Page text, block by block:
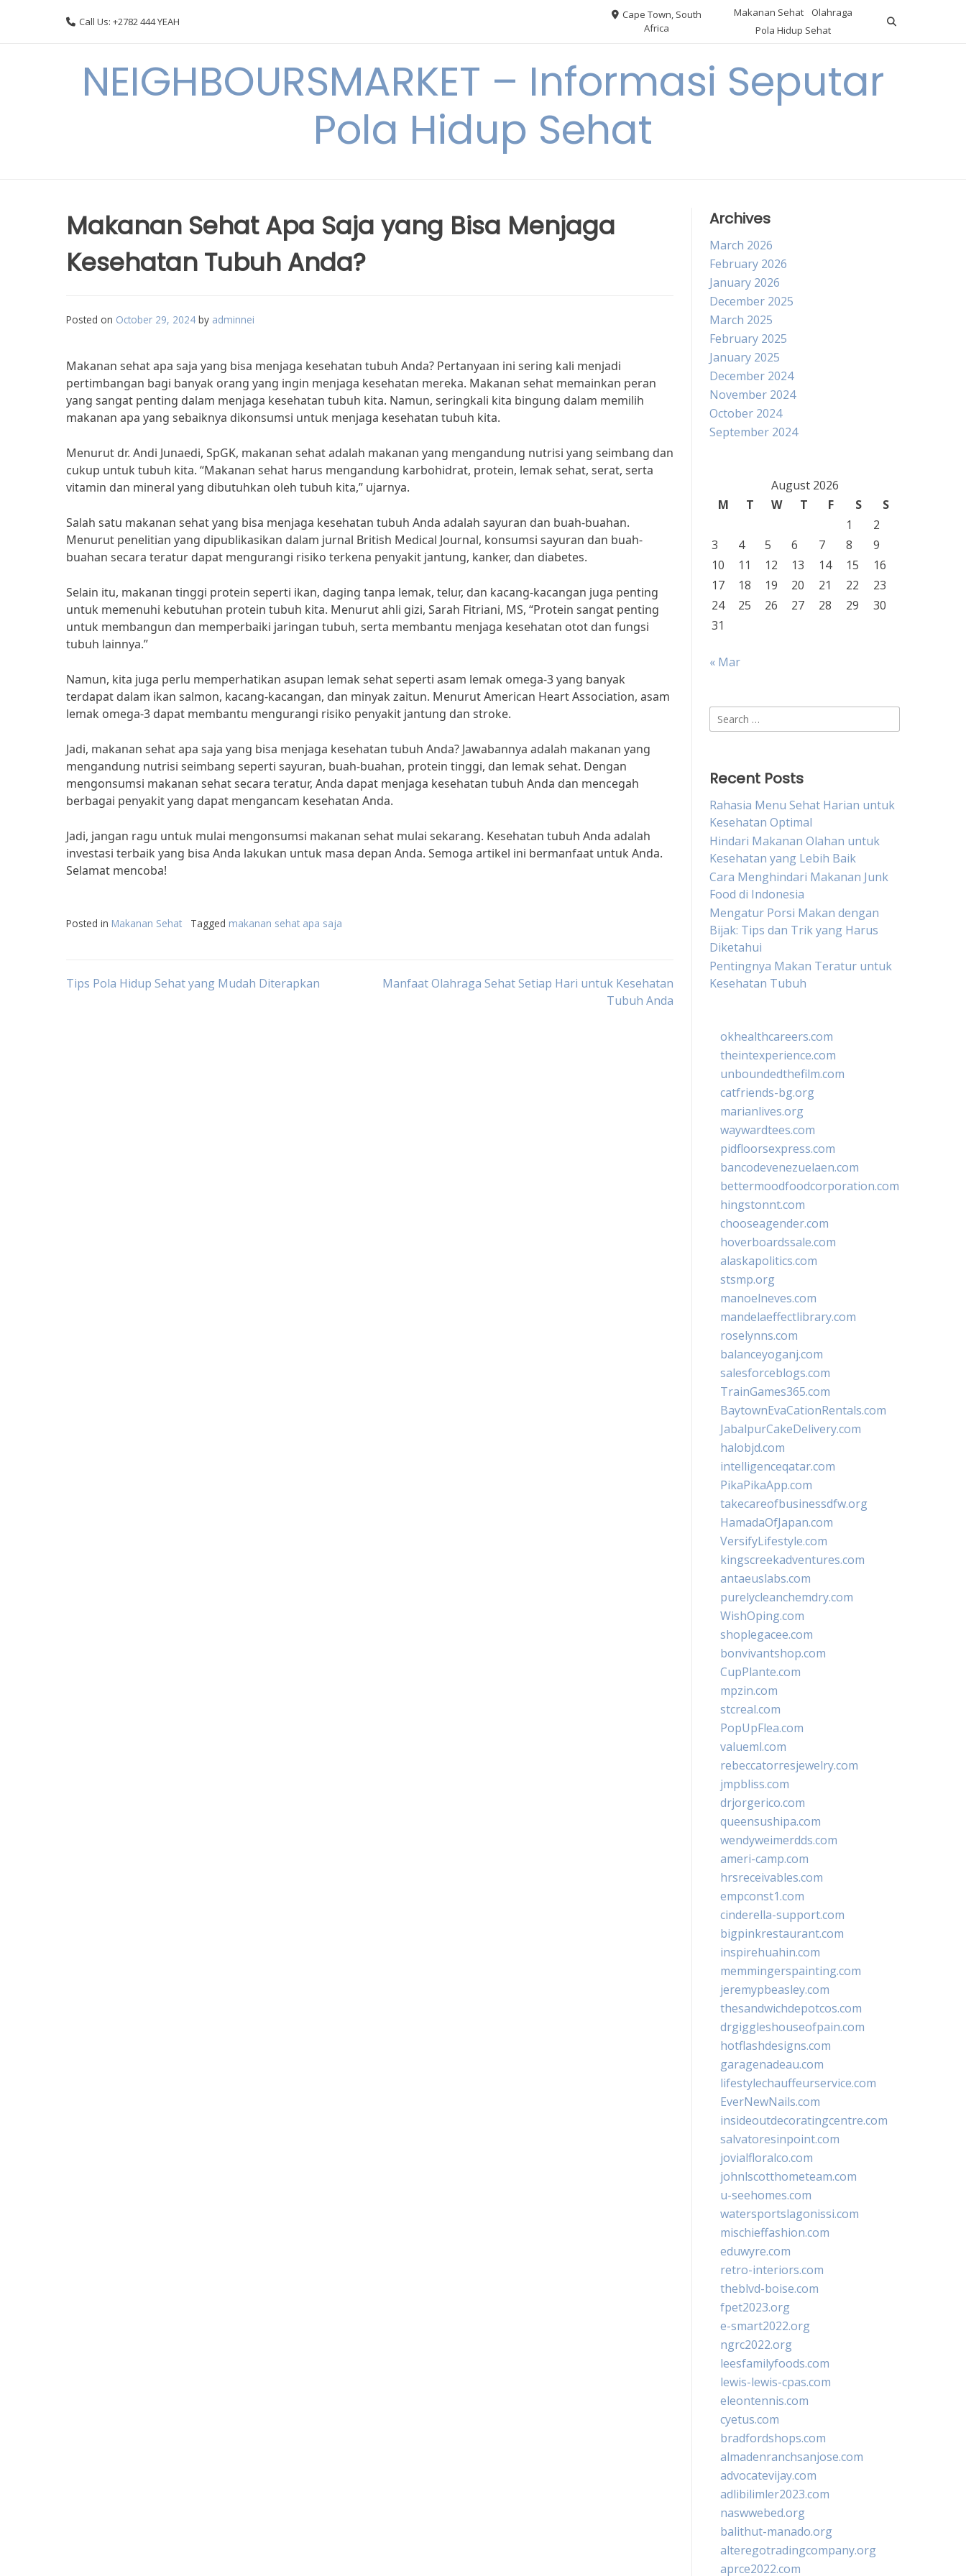
Call Us: +2782 444 YEAH
Cape Town, South
Africa
Makanan Sehat
Olahraga
Pola Hidup Sehat
NEIGHBOURSMARKET – Informasi Seputar
Pola Hidup Sehat
Makanan Sehat Apa Saja yang Bisa Menjaga
Kesehatan Tubuh Anda?
Posted on October 29, 2024 by adminnei
Makanan sehat apa saja yang bisa menjaga kesehatan tubuh Anda? Pertanyaan ini sering kali menjadi
pertimbangan bagi banyak orang yang ingin menjaga kesehatan mereka. Makanan sehat memainkan peran
yang sangat penting dalam menjaga kesehatan tubuh kita. Namun, seringkali kita bingung dalam memilih
makanan apa yang sebaiknya dikonsumsi untuk menjaga kesehatan tubuh kita.
Menurut dr. Andi Junaedi, SpGK, makanan sehat adalah makanan yang mengandung nutrisi yang seimbang dan
cukup untuk tubuh kita. “Makanan sehat harus mengandung karbohidrat, protein, lemak sehat, serat, serta
vitamin dan mineral yang dibutuhkan oleh tubuh kita,” ujarnya.
Salah satu makanan sehat yang bisa menjaga kesehatan tubuh Anda adalah sayuran dan buah-buahan.
Menurut penelitian yang dipublikasikan dalam jurnal British Medical Journal, konsumsi sayuran dan buah-
buahan secara teratur dapat mengurangi risiko terkena penyakit jantung, kanker, dan diabetes.
Selain itu, makanan tinggi protein seperti ikan, daging tanpa lemak, telur, dan kacang-kacangan juga penting
untuk memenuhi kebutuhan protein tubuh kita. Menurut ahli gizi, Sarah Fitriani, MS, “Protein sangat penting
untuk membangun dan memperbaiki jaringan tubuh, serta membantu menjaga kesehatan otot dan fungsi
tubuh lainnya.”
Namun, kita juga perlu memperhatikan asupan lemak sehat seperti asam lemak omega-3 yang banyak
terdapat dalam ikan salmon, kacang-kacangan, dan minyak zaitun. Menurut American Heart Association, asam
lemak omega-3 dapat membantu mengurangi risiko penyakit jantung dan stroke.
Jadi, makanan sehat apa saja yang bisa menjaga kesehatan tubuh Anda? Jawabannya adalah makanan yang
mengandung nutrisi seimbang seperti sayuran, buah-buahan, protein tinggi, dan lemak sehat. Dengan
mengonsumsi makanan sehat secara teratur, Anda dapat menjaga kesehatan tubuh Anda dan mencegah
berbagai penyakit yang dapat mengancam kesehatan Anda.
Jadi, jangan ragu untuk mulai mengonsumsi makanan sehat mulai sekarang. Kesehatan tubuh Anda adalah
investasi terbaik yang bisa Anda lakukan untuk masa depan Anda. Semoga artikel ini bermanfaat untuk Anda.
Selamat mencoba!
Posted in Makanan Sehat Tagged makanan sehat apa saja
Post
Tips Pola Hidup Sehat yang Mudah Diterapkan
Manfaat Olahraga Sehat Setiap Hari untuk Kesehatan
Tubuh Anda
Archives
March 2026
February 2026
January 2026
December 2025
March 2025
February 2025
January 2025
December 2024
November 2024
October 2024
September 2024
August 2026
M
T W T F S
S
1
2
3
4 5 6 7 8
9
10
11 12 13 14 15
16
17
18 19 20 21 22
23
24
25 26 27 28 29
30
31
« Mar
Search
for:
Recent Posts
Rahasia Menu Sehat Harian untuk
Kesehatan Optimal
Hindari Makanan Olahan untuk
Kesehatan yang Lebih Baik
Cara Menghindari Makanan Junk
Food di Indonesia
Mengatur Porsi Makan dengan
Bijak: Tips dan Trik yang Harus
Diketahui
Pentingnya Makan Teratur untuk
Kesehatan Tubuh
okhealthcareers.com
theintexperience.com
unboundedthefilm.com
catfriends-bg.org
marianlives.org
waywardtees.com
pidfloorsexpress.com
bancodevenezuelaen.com
bettermoodfoodcorporation.com
hingstonnt.com
chooseagender.com
hoverboardssale.com
alaskapolitics.com
stsmp.org
manoelneves.com
mandelaeffectlibrary.com
roselynns.com
balanceyoganj.com
salesforceblogs.com
TrainGames365.com
BaytownEvaCationRentals.com
JabalpurCakeDelivery.com
halobjd.com
intelligenceqatar.com
PikaPikaApp.com
takecareofbusinessdfw.org
HamadaOfJapan.com
VersifyLifestyle.com
kingscreekadventures.com
antaeuslabs.com
purelycleanchemdry.com
WishOping.com
shoplegacee.com
bonvivantshop.com
CupPlante.com
mpzin.com
stcreal.com
PopUpFlea.com
valueml.com
rebeccatorresjewelry.com
jmpbliss.com
drjorgerico.com
queensushipa.com
wendyweimerdds.com
ameri-camp.com
hrsreceivables.com
empconst1.com
cinderella-support.com
bigpinkrestaurant.com
inspirehuahin.com
memmingerspainting.com
jeremypbeasley.com
thesandwichdepotcos.com
drgiggleshouseofpain.com
hotflashdesigns.com
garagenadeau.com
lifestylechauffeurservice.com
EverNewNails.com
insideoutdecoratingcentre.com
salvatoresinpoint.com
jovialfloralco.com
johnlscotthometeam.com
u-seehomes.com
watersportslagonissi.com
mischieffashion.com
eduwyre.com
retro-interiors.com
theblvd-boise.com
fpet2023.org
e-smart2022.org
ngrc2022.org
leesfamilyfoods.com
lewis-lewis-cpas.com
eleontennis.com
cyetus.com
bradfordshops.com
almadenranchsanjose.com
advocatevijay.com
adlibilimler2023.com
naswwebed.org
balithut-manado.org
alteregotradingcompany.org
aprce2022.com